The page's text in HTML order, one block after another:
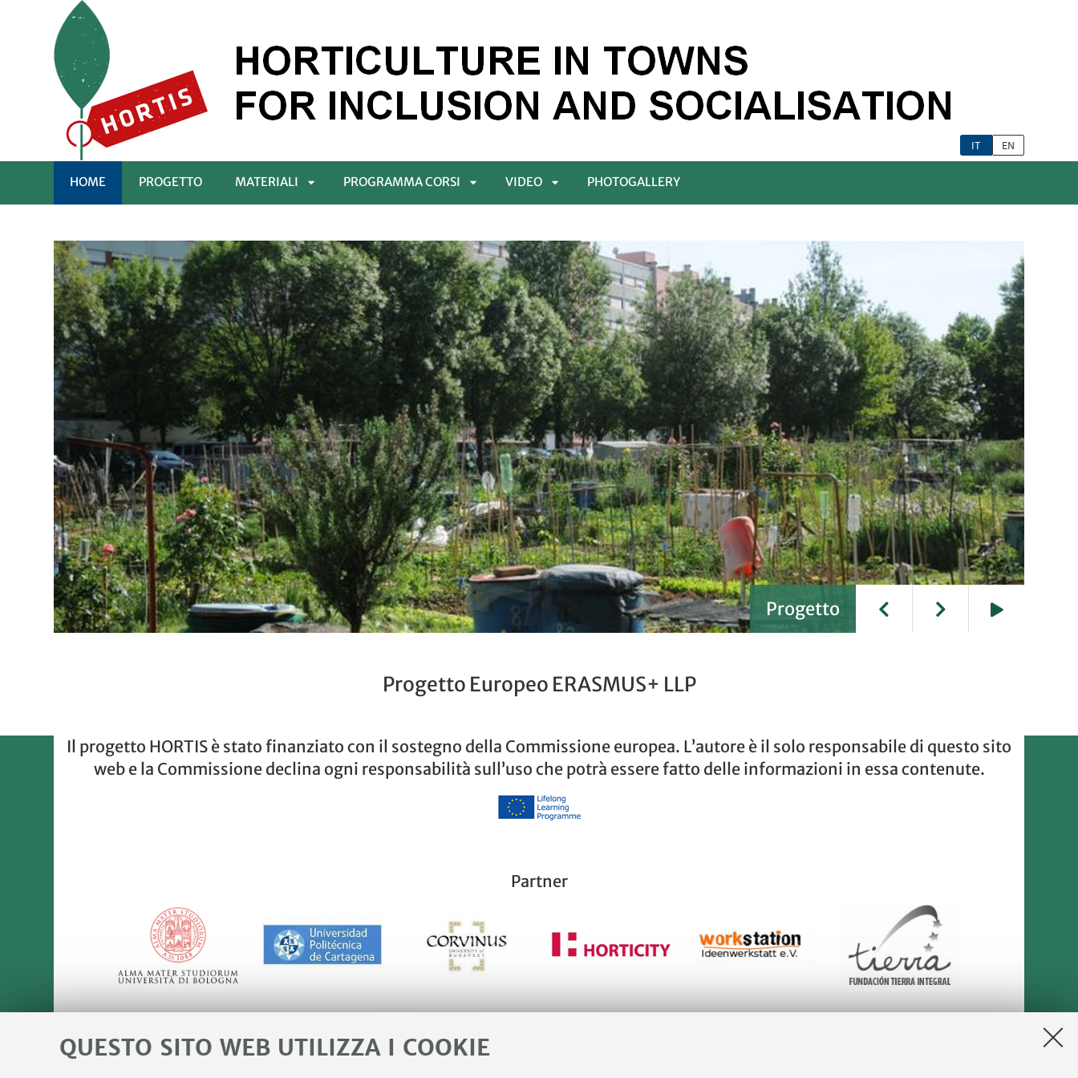
QUESTO SITO WEB UTILIZZA I COOKIE
IT EN
HOME PROGETTO MATERIALI
SOTTOMENÙ
PROGRAMMA CORSI
SOTTOMENÙ
VIDEO
SOTTOMENÙ
PHOTOGALLERY
Progetto
Progetto Europeo ERASMUS+ LLP
Il progetto HORTIS è stato finanziato con il sostegno della Commissione europea. L’autore è il solo responsabile di questo sito
web e la Commissione declina ogni responsabilità sull’uso che potrà essere fatto delle informazioni in essa contenute.
Partner